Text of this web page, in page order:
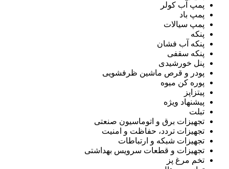
پمپ آب کولر
پمپ باد
پمپ سیالات
پنکه
پنکه آب فشان
پنکه سقفی
پنل خورشیدی
پودر و قرص ماشین ظرفشویی
پوره کن میوه
پیتزاپز
پیشنهاد ویژه
تبلت
تجهیزات برق و اتوماسیون صنعتی
تجهیزات تردد، حفاظت و امنیت
تجهیزات شبکه و ارتباطات
تجهیزات و قطعات سرویس بهداشتی
تخم مرغ پز